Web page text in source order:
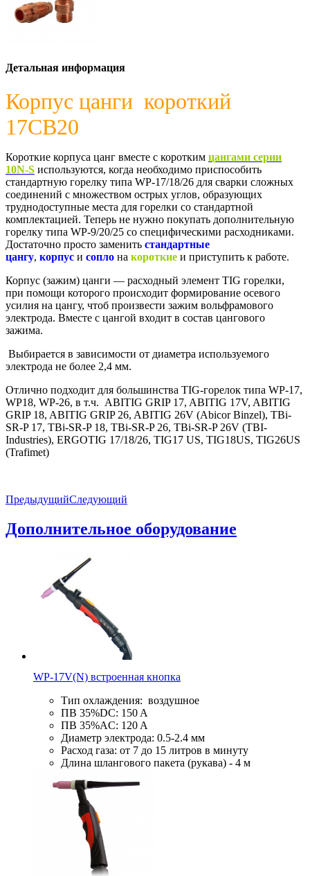
Детальная информация
Корпус цанги короткий
17CB20
Короткие корпуса цанг вместе с коротким цангами серии
10N-S используются, когда необходимо приспособить
стандартную горелку типа WP-17/18/26 для сварки сложных
соединений с множеством острых углов, образующих
труднодоступные места для горелки со стандартной
комплектацией. Теперь не нужно покупать дополнительную
горелку типа WP-9/20/25 со специфическими расходниками.
Достаточно просто заменить стандартные
цангу, корпус и сопло на короткие и приступить к работе.
Корпус (зажим) цанги — расходный элемент TIG горелки,
при помощи которого происходит формирование осевого
усилия на цангу, чтоб произвести зажим вольфрамового
электрода. Вместе с цангой входит в состав цангового
зажима.
Выбирается в зависимости от диаметра используемого
электрода не более 2,4 мм.
Отлично подходит для большинства TIG-горелок типа WP-17,
WP18, WP-26, в т.ч. ABITIG GRIP 17, ABITIG 17V, ABITIG
GRIP 18, ABITIG GRIP 26, ABITIG 26V (Abicor Binzel), TBi-
SR-P 17, TBi-SR-P 18, TBi-SR-P 26, TBi-SR-P 26V (TBI-
Industries), ERGOTIG 17/18/26, TIG17 US, TIG18US, TIG26US
(Trafimet)
ПредыдущийСледующий
Дополнительное оборудование
WP-17V(N) встроенная кнопка
Тип охлаждения: воздушное
ПВ 35%DC: 150 A
ПВ 35%AC: 120 A
Диаметр электрода: 0.5-2.4 мм
Расход газа: от 7 до 15 литров в минуту
Длина шлангового пакета (рукава) - 4 м